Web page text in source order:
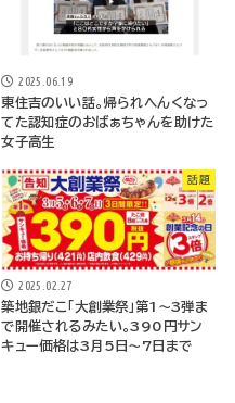
2025.06.19
東住吉のいい話。帰られへんくなっ
てた認知症のおばぁちゃんを助けた
女子高生
話題
2025.02.27
築地銀だこ「大創業祭」第1～3弾ま
で開催されるみたい。390円サン
キュー価格は3月5日～7日まで